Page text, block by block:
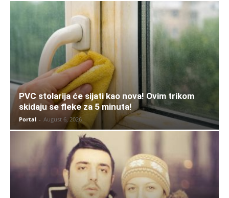
PVC stolarija će sijati kao nova! Ovim trikom
skidaju se fleke za 5 minuta!
Portal - August 6, 2026